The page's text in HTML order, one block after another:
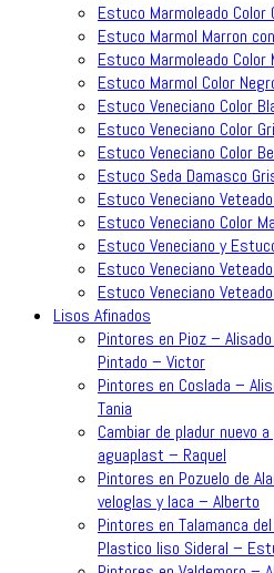
Estuco Marmoleado
Estuco Marmol Marron
Estuco Marmoleado
Estuco Marmol Color
Estuco Veneciano Color
Estuco Veneciano Color
Estuco Veneciano Color
Estuco Seda Damasco
Estuco Veneciano
Estuco Veneciano Color
Estuco Veneciano y
Estuco Veneciano
Estuco Veneciano
Lisos Afinados
Pintores en Pioz –
Pintado – Victor
Pintores en Coslada –
Tania
Cambiar de pladur nuevo
aguaplast – Raquel
Pintores en Pozuelo de
veloglas y laca – Alberto
Pintores en Talamanca
Plastico liso Sideral –